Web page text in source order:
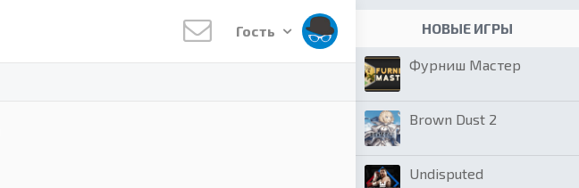
Гость НОВЫЕ ИГРЫ
Фурниш Мастер
Brown Dust 2
Undisputed